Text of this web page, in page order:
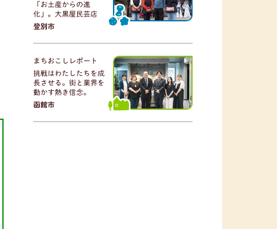
「お土産からの進
化」。大黒屋民芸店
登別市
まちおこしレポート
挑戦はわたしたちを成
長させる。街と業界を
動かす熱き信念。
函館市